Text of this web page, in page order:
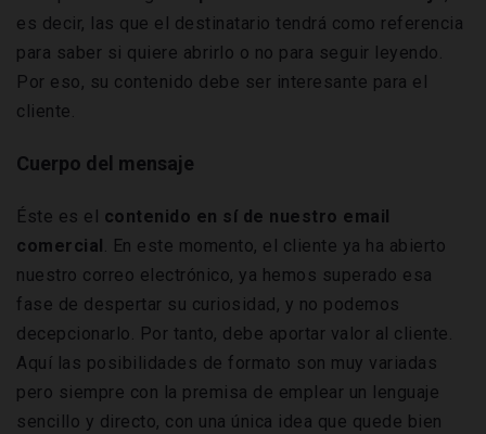
es decir, las que el destinatario tendrá como referencia
para saber si quiere abrirlo o no para seguir leyendo.
Por eso, su contenido debe ser interesante para el
cliente.
Cuerpo del mensaje
Éste es el contenido en sí de nuestro email
comercial . En este momento, el cliente ya ha abierto
nuestro correo electrónico, ya hemos superado esa
fase de despertar su curiosidad, y no podemos
decepcionarlo. Por tanto, debe aportar valor al cliente.
Aquí las posibilidades de formato son muy variadas
pero siempre con la premisa de emplear un lenguaje
sencillo y directo, con una única idea que quede bien